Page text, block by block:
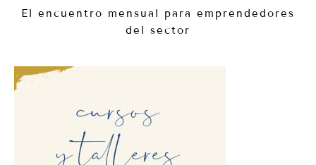
El encuentro mensual para emprendedores
del sector